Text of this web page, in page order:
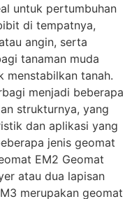
untuk pertumbuhan
di tempatnya,
angin, serta
tanaman muda
menstabilkan tanah.
menjadi beberapa
strukturnya, yang
dan aplikasi yang
jenis geomat
EM2 Geomat
atau dua lapisan
merupakan geomat